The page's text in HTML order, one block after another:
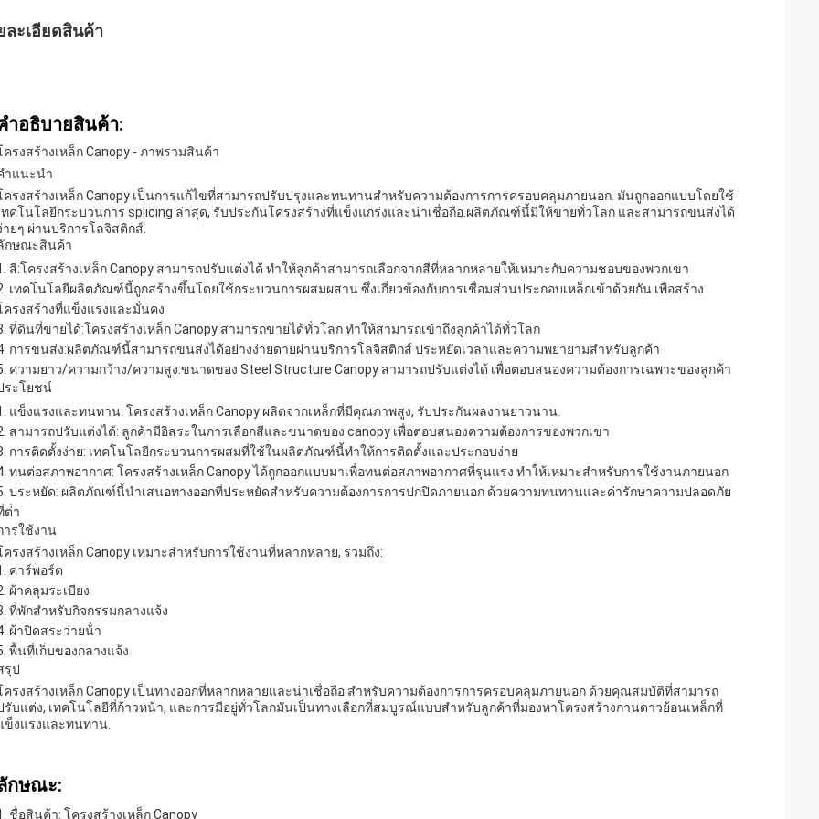
ละเอียดสินค้า
าอธิบายสินค้า:
ครงสร้างเหล็ก Canopy - ภาพรวมสินค้า
าแนะนํา
ครงสร้างเหล็ก Canopy เป็นการแก้ไขที่สามารถปรับปรุงและทนทานสําหรับความต้องการการครอบคลุมภายนอก. มันถูกออกแบบโดยใช้
ทคโนโลยีกระบวนการ splicing ล่าสุด, รับประกันโครงสร้างที่แข็งแกร่งและน่าเชื่อถือ.ผลิตภัณฑ์นี้มีให้ขายทั่วโลก และสามารถขนส่งได้
ายๆ ผ่านบริการโลจิสติกส์.
กษณะสินค้า
สี:โครงสร้างเหล็ก Canopy สามารถปรับแต่งได้ ทําให้ลูกค้าสามารถเลือกจากสีที่หลากหลายให้เหมาะกับความชอบของพวกเขา
เทคโนโลยีผลิตภัณฑ์นี้ถูกสร้างขึ้นโดยใช้กระบวนการผสมผสาน ซึ่งเกี่ยวข้องกับการเชื่อมส่วนประกอบเหล็กเข้าด้วยกัน เพื่อสร้าง
ครงสร้างที่แข็งแรงและมั่นคง
ที่ดินที่ขายได้:โครงสร้างเหล็ก Canopy สามารถขายได้ทั่วโลก ทําให้สามารถเข้าถึงลูกค้าได้ทั่วโลก
การขนส่ง:ผลิตภัณฑ์นี้สามารถขนส่งได้อย่างง่ายดายผ่านบริการโลจิสติกส์ ประหยัดเวลาและความพยายามสําหรับลูกค้า
ความยาว/ความกว้าง/ความสูง:ขนาดของ Steel Structure Canopy สามารถปรับแต่งได้ เพื่อตอบสนองความต้องการเฉพาะของลูกค้า
ระโยชน์
แข็งแรงและทนทาน: โครงสร้างเหล็ก Canopy ผลิตจากเหล็กที่มีคุณภาพสูง, รับประกันผลงานยาวนาน.
สามารถปรับแต่งได้: ลูกค้ามีอิสระในการเลือกสีและขนาดของ canopy เพื่อตอบสนองความต้องการของพวกเขา
การติดตั้งง่าย: เทคโนโลยีกระบวนการผสมที่ใช้ในผลิตภัณฑ์นี้ทําให้การติดตั้งและประกอบง่าย
ทนต่อสภาพอากาศ: โครงสร้างเหล็ก Canopy ได้ถูกออกแบบมาเพื่อทนต่อสภาพอากาศที่รุนแรง ทําให้เหมาะสําหรับการใช้งานภายนอก
ประหยัด: ผลิตภัณฑ์นี้นําเสนอทางออกที่ประหยัดสําหรับความต้องการการปกปิดภายนอก ด้วยความทนทานและค่ารักษาความปลอดภัย
ต่ํา
ารใช้งาน
ครงสร้างเหล็ก Canopy เหมาะสําหรับการใช้งานที่หลากหลาย, รวมถึง:
คาร์พอร์ต
ผ้าคลุมระเบียง
ที่พักสําหรับกิจกรรมกลางแจ้ง
ผ้าปิดสระว่ายน้ํา
พื้นที่เก็บของกลางแจ้ง
รุป
ครงสร้างเหล็ก Canopy เป็นทางออกที่หลากหลายและน่าเชื่อถือ สําหรับความต้องการการครอบคลุมภายนอก ด้วยคุณสมบัติที่สามารถ
รับแต่ง, เทคโนโลยีที่ก้าวหน้า, และการมีอยู่ทั่วโลกมันเป็นทางเลือกที่สมบูรณ์แบบสําหรับลูกค้าที่มองหาโครงสร้างกานดาวย้อนเหล็กที่
ข็งแรงและทนทาน.
กษณะ:
ชื่อสินค้า: โครงสร้างเหล็ก Canopy